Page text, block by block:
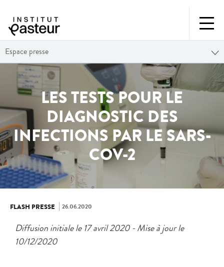
Espace presse
LES TESTS POUR LE
DIAGNOSTIC DES
INFECTIONS PAR LE SARS-
COV-2
FLASH PRESSE 26.06.2020
Diffusion initiale le 17 avril 2020 - Mise à jour le
10/12/2020